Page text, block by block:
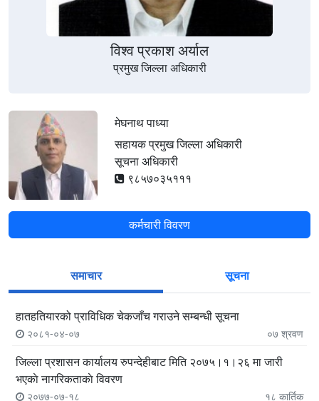
विश्व प्रकाश अर्याल
प्रमुख जिल्ला अधिकारी
मेघनाथ पाध्या
सहायक प्रमुख जिल्ला अधिकारी
सूचना अधिकारी
९८५७०३५१११
कर्मचारी विवरण
समाचार सूचना
हातहतियारको प्राविधिक चेकजाँच गराउने सम्बन्धी सूचना
२०८१-०४-०७ ०७ श्रवण
जिल्ला प्रशासन कार्यालय रुपन्देहीबाट मिति २०७५।१।२६ मा जारी
भएकाे नागरिकताकाे विवरण
२०७७-०७-१८ १८ कार्तिक